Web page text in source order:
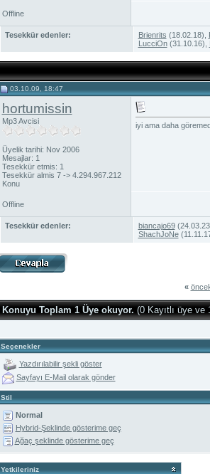
Offline
Tesekkür edenler: Brienrits (18.02.18),
LucciOn(31.10.16),
03.10.09, 18:47
hortumissin
Mp3 Avcisi
Üyelik tarihi: Nov 2006
Mesajlar: 1
Tesekkür etmis: 1
Tesekkür almis 7 -> 4.294.967.212
Konu
iyi ama daha
Offline
Tesekkür edenler: biancajo69
ShachJoNe
«
Konuyu Toplam 1 Üye okuyor. (0 Kayıtlı üye ve
Seçenekler
Yazdırılabilir şekli göster
Sayfayı E-Mail olarak gönder
Stil
Normal
Hybrid-Şeklinde gösterime geç
Ağaç şeklinde gösterime geç
Yetkileriniz